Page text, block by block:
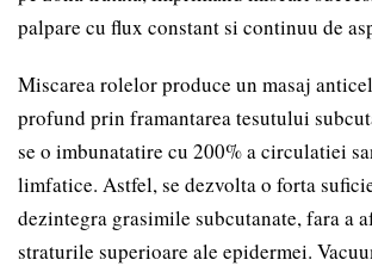
palpare cu flux constant si continuu de
Miscarea rolelor produce un masaj
profund prin framantarea tesutului
se o imbunatatire cu 200% a circulatiei
limfatice. Astfel, se dezvolta o forta
dezintegra grasimile subcutanate, fara a
straturile superioare ale epidermei.